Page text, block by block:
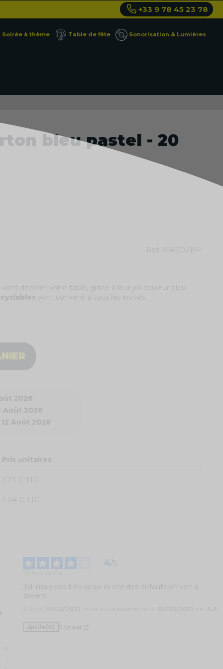
+33 9 78 45 23 78
Soirée à thème Table de fête Sonorisation & Lumières
bleu pastel - 20
Ref. V547OZBP
décorer votre table, grâce à leur joli couleur bleu
vont convenir à tous les invités.
2026
Août 2026
Août 2026
Prix unitaires
2.27 € TTC
2.04 € TTC
4/5
Avis vérifié
Joli mais pas très epaix ils ont des défauts on voit a
travers
Signaler